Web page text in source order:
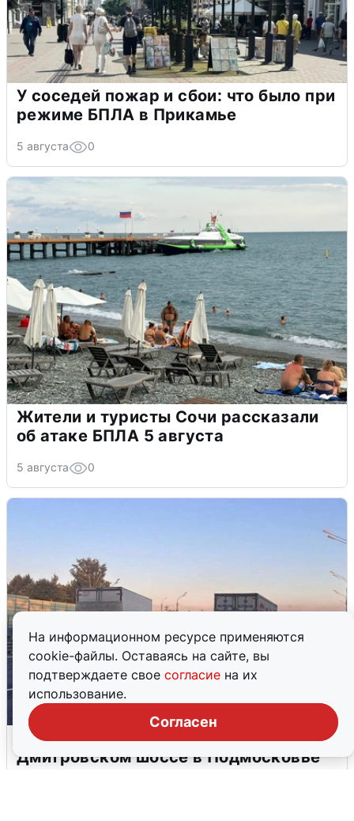
На информационном ресурсе применяются
cookie-файлы. Оставаясь на сайте, вы
подтверждаете свое согласие на их
использование.
Согласен
У соседей пожар и сбои: что было при
режиме БПЛА в Прикамье
5 августа 0
Жители и туристы Сочи рассказали
об атаке БПЛА 5 августа
5 августа 0
Пять машин столкнулись на
Дмитровском шоссе в Подмосковье